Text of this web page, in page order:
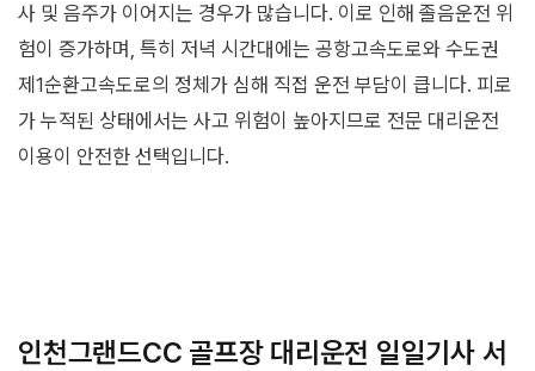
사 및 음주가 이어지는 경우가 많습니다. 이로 인해 졸음운전 위
험이 증가하며, 특히 저녁 시간대에는 공항고속도로와 수도권
제1순환고속도로의 정체가 심해 직접 운전 부담이 큽니다. 피로
가 누적된 상태에서는 사고 위험이 높아지므로 전문 대리운전
이용이 안전한 선택입니다.
인천그랜드CC 골프장 대리운전 일일기사 서